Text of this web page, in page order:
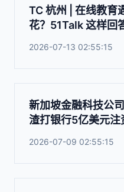
TC 杭州 | 在线教育
花？51Talk 这样回
2026-07-13 02:55:15
新加坡金融科技公
渣打银行5亿美元注
2026-07-09 02:55:15